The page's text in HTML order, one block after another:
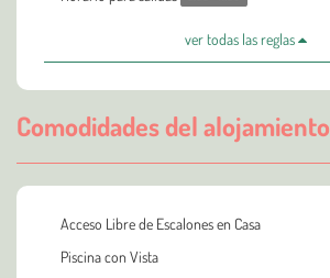
ver todas las reglas
Comodidades del alojamiento
Acceso Libre de Escalones en Casa
Piscina con Vista